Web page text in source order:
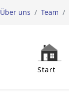
Über uns Team
Start